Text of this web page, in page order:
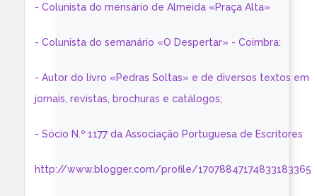
- Colunista do mensário de Almeida «Praça Alta»
- Colunista do semanário «O Despertar» - Coimbra:
- Autor do livro «Pedras Soltas» e de diversos textos em
jornais, revistas, brochuras e catálogos;
- Sócio N.º 1177 da Associação Portuguesa de Escritores
http://www.blogger.com/profile/17078847174833183365